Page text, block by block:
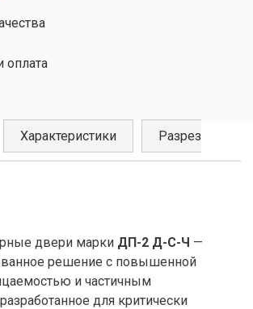
оплата
Характеристики
Разрез
двери марки ДП-2 Д-С-Ч —
решение с повышенной
и частичным
для критически